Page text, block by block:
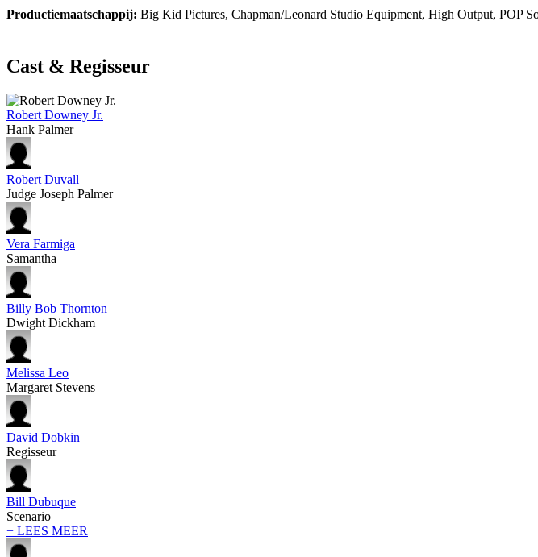
Productiemaatschappij: Big Kid Pictures, Chapman/Leonard Studio Equipment, High Output, POP
Cast & Regisseur
Robert Downey Jr.
Hank Palmer
Robert Duvall
Judge Joseph Palmer
Vera Farmiga
Samantha
Billy Bob Thornton
Dwight Dickham
Melissa Leo
Margaret Stevens
David Dobkin
Regisseur
Bill Dubuque
Scenario
+ LEES MEER